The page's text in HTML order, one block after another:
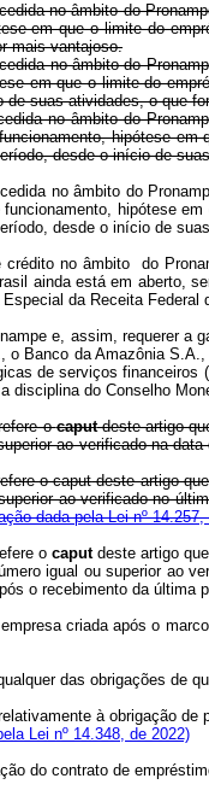
no âmbito do
em que o limite do
mais vantajoso.
no âmbito do
em que o limite do
de suas atividades, o
no âmbito do
hipótese
desde o início de
no âmbito do
hipótese
desde o início de
crédito no âmbito do
ainda está em aberto,
da Receita
e, assim, requerer a
o Banco da Amazônia
de serviços financeiros (
disciplina do Conselho
ocaputdeste artigo
ao verificado na
ocaputdeste artigo
ao verificado no
dada pela Lei nº 14.257,
ocaputdeste artigo
igual ou superior ao
o recebimento da
criada após o
das obrigações de
à obrigação
Lei nº 14.348, de 2022)
do contrato de